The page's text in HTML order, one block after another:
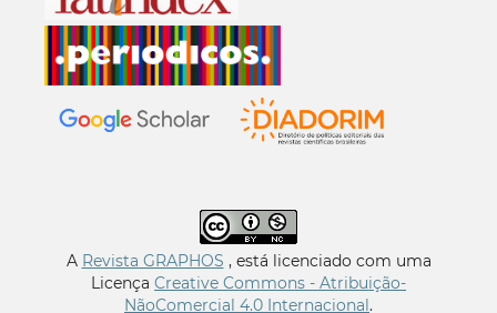
A Revista GRAPHOS , está licenciado com uma
Licença Creative Commons - Atribuição-
NãoComercial 4.0 Internacional.